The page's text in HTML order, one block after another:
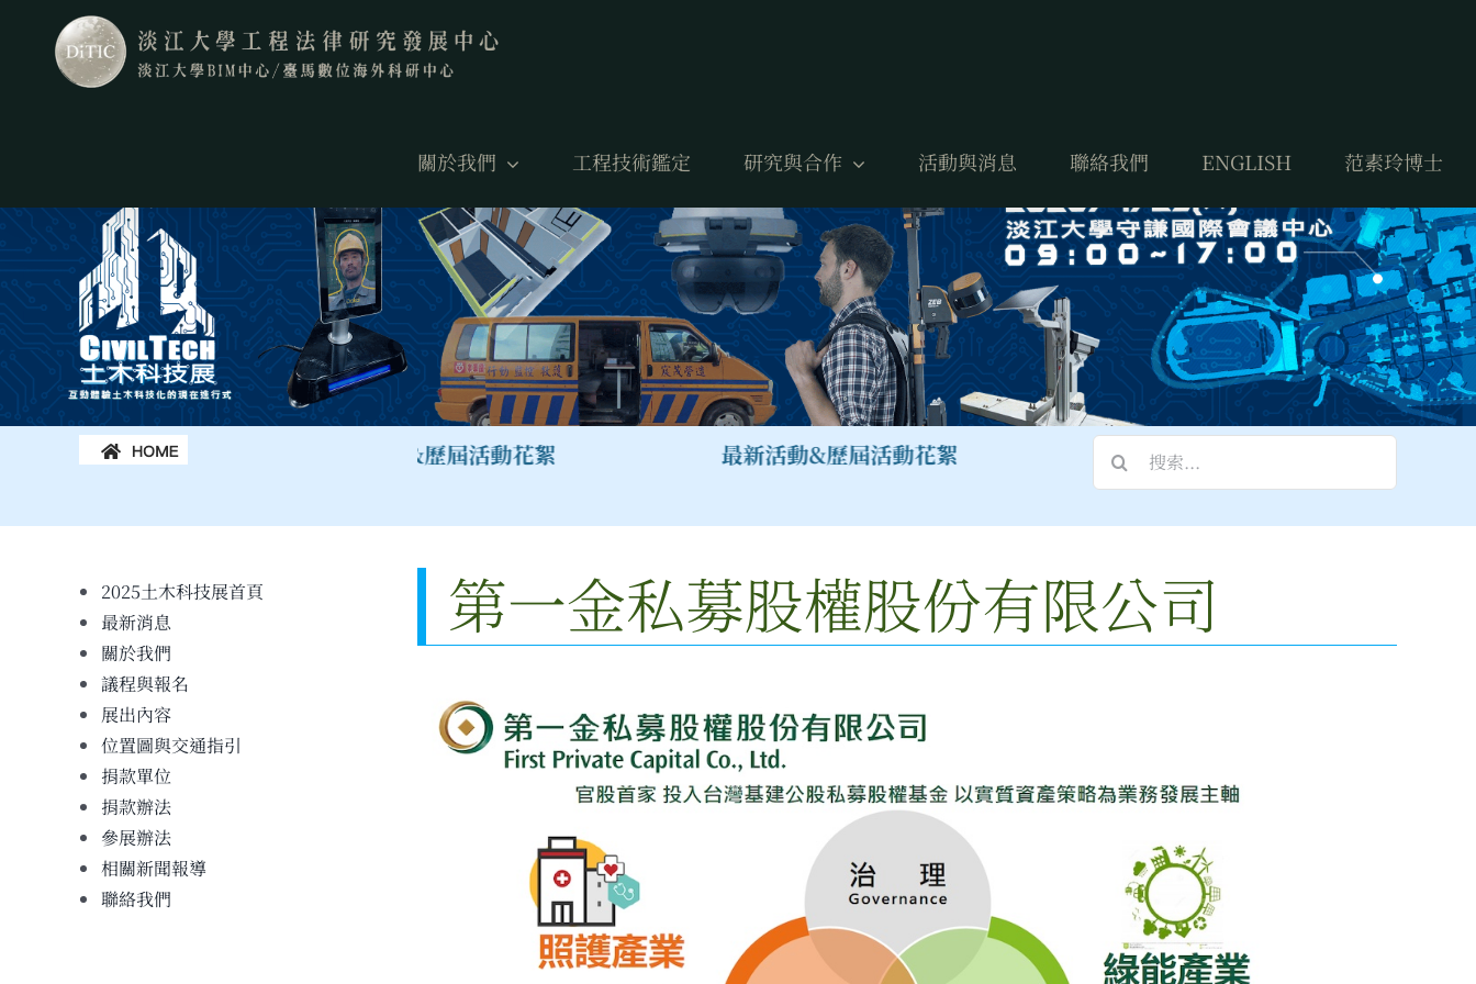
content
關於我們 工程技術鑑定 研究與合作 活動與消息 聯絡我們 ENGLISH 范素玲博士
最新活動&歷屆活動花絮 最新活動&歷屆活動花絮
2025土木科技展首頁
最新消息
關於我們
議程與報名
展出內容
位置圖與交通指引
捐款單位
捐款辦法
參展辦法
相關新聞報導
聯絡我們
第一金私募股權股份有限公司